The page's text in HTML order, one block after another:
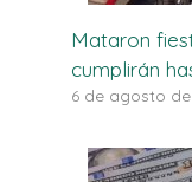
Mataron
cumplirán
6 de agosto